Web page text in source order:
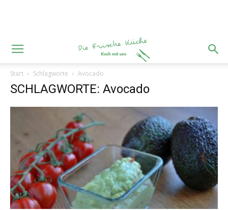
Start Schlagworte Avocado
SCHLAGWORTE: Avocado